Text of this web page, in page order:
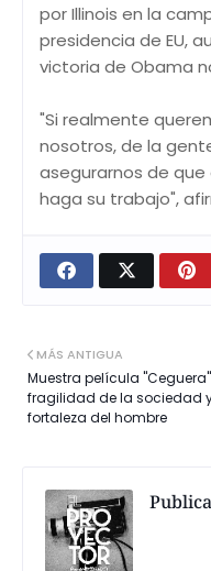
por Illinois en la
presidencia de EU,
victoria de Obama
"Si realmente
nosotros, de la
asegurarnos de
haga su trabajo",
MÁS ANTIGUA
Muestra película
fragilidad de la sociedad
fortaleza del hombre